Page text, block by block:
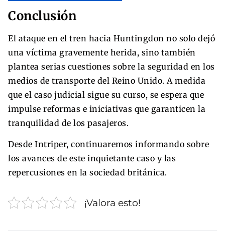
Conclusión
El ataque en el tren hacia Huntingdon no solo dejó
una víctima gravemente herida, sino también
plantea serias cuestiones sobre la seguridad en los
medios de transporte del Reino Unido. A medida
que el caso judicial sigue su curso, se espera que
impulse reformas e iniciativas que garanticen la
tranquilidad de los pasajeros.
Desde Intriper, continuaremos informando sobre
los avances de este inquietante caso y las
repercusiones en la sociedad británica.
¡Valora esto!